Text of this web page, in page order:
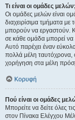
Τι είναι οι ομάδες μελών;
Οι ομάδες μελών είναι
διαχειρίσιμα τμήματα με
μπορούν να εργαστούν.
σε κάθε ομάδα μπορεί να
Αυτό παρέχει έναν
πολλά μέλη ταυτόχρονα,
χορήγηση στα μέλη
Κορυφή
Πού είναι οι ομάδες
Μπορείτε να δείτε όλες
στον Πίνακα Ελέγχου